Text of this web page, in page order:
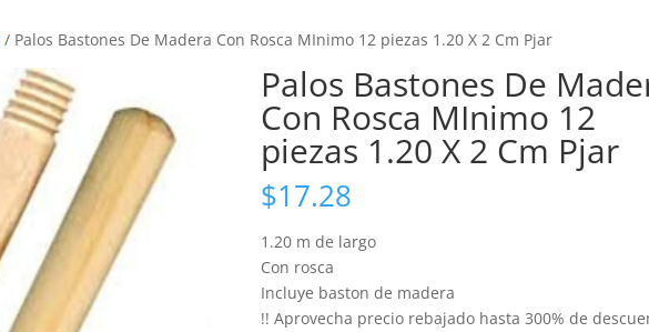
/ Palos Bastones De Madera Con Rosca MInimo 12 piezas 1.20 X 2 Cm Pjar
Palos Bastones De
Con Rosca MInimo 12
piezas 1.20 X 2 Cm Pjar
$17.28
1.20 m de largo
Con rosca
Incluye baston de madera
!! Aprovecha precio rebajado hasta 300% de